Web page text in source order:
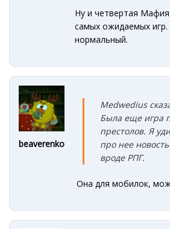
Ну и четвертая
самых ожидаемых игр.
нормальный.
beaverenko
Medwedius
Была еще игра
престолов. Я
про нее
вроде РПГ.
Она для мобилок,